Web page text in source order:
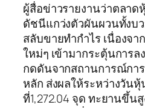
ผู้สื่อข่าวรายงานว่าตลาด
ดัชนีแกว่งตัวผันผวนทั้งบ
สลับขายทำกำไร เนื่องจ
ใหม่ๆ เข้ามากระตุ้นการ
กดดันจากสถานการณ์การ
หลัก ส่งผลให้ระหว่างวัน
ที่1,272.04 จุด ทะยานขึ้น